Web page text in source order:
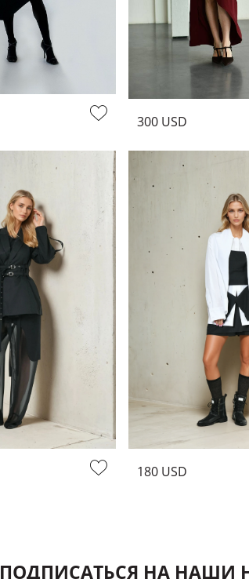
300 USD
180 USD
ПОДПИСАТЬСЯ НА НАШИ